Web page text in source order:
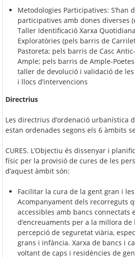
Metodologies Participatives: S’han
participatives amb dones diverses
Taller Identificació Xarxa
Exploratòries (pels barris de
Pastoreta; pels barris de Casc
Ample; pels barris de Ample-
taller de devolució i validació de
i llocs d’intervencions
Directrius
Les directrius d’ordenació urbanística
estan ordenades segons els 6 àmbits
CURES. L’Objectiu és dissenyar i
físic per la provisió de cures de les
d’aquest àmbit són:
Facilitar la cura de la gent gran i
Acompanyament dels recorreguts
accessibles amb bancs connectats
d’encreuaments per a la millora
percepció de seguretat viària,
grans i infància. Xarxa de bancs i
voltant de caps i residències de